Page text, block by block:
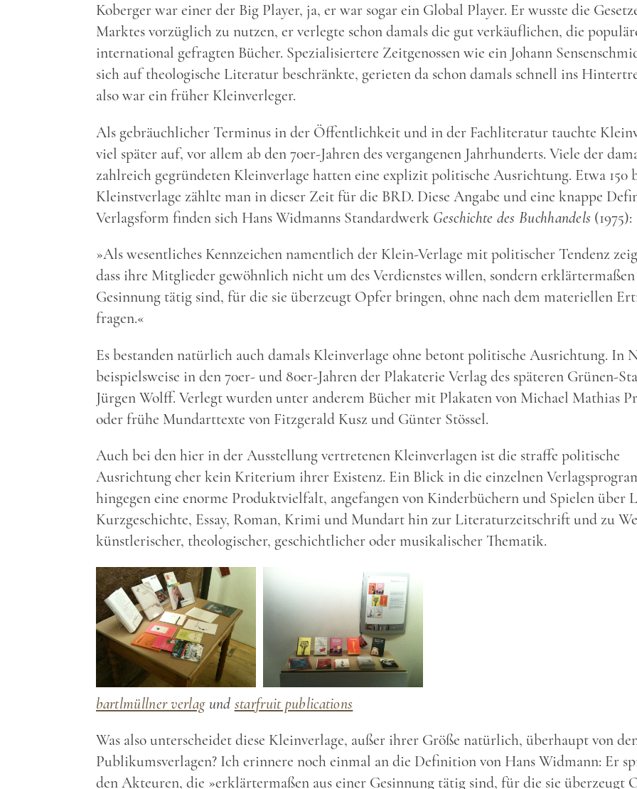
Koberger war einer der Big Player, ja, er war sogar ein Global Player. Er wusste die
Marktes vorzüglich zu nutzen, er verlegte schon damals die gut verkäuflichen, die
international gefragten Bücher. Spezialisiertere Zeitgenossen wie ein Johann
sich auf theologische Literatur beschränkte, gerieten da schon damals schnell ins
also war ein früher Kleinverleger.
Als gebräuchlicher Terminus in der Öffentlichkeit und in der Fachliteratur tauchte
viel später auf, vor allem ab den 70er-Jahren des vergangenen Jahrhunderts. Viele der
zahlreich gegründeten Kleinverlage hatten eine explizit politische Ausrichtung. Etwa 150
Kleinstverlage zählte man in dieser Zeit für die BRD. Diese Angabe und eine knappe
Verlagsform finden sich Hans Widmanns Standardwerk Geschichte des Buchhandels (1975):
»Als wesentliches Kennzeichen namentlich der Klein-Verlage mit politischer Tendenz
dass ihre Mitglieder gewöhnlich nicht um des Verdienstes willen, sondern erklärtermaßen
Gesinnung tätig sind, für die sie überzeugt Opfer bringen, ohne nach dem materiellen
fragen.«
Es bestanden natürlich auch damals Kleinverlage ohne betont politische Ausrichtung. In
beispielsweise in den 70er- und 80er-Jahren der Plakaterie Verlag des späteren Grünen-
Jürgen Wolff. Verlegt wurden unter anderem Bücher mit Plakaten von Michael Mathias
oder frühe Mundarttexte von Fitzgerald Kusz und Günter Stössel.
Auch bei den hier in der Ausstellung vertretenen Kleinverlagen ist die straffe politische
Ausrichtung eher kein Kriterium ihrer Existenz. Ein Blick in die einzelnen
hingegen eine enorme Produktvielfalt, angefangen von Kinderbüchern und Spielen über
Kurzgeschichte, Essay, Roman, Krimi und Mundart hin zur Literaturzeitschrift und zu
künstlerischer, theologischer, geschichtlicher oder musikalischer Thematik.
bartlmüllner verlagund starfruit publications
Was also unterscheidet diese Kleinverlage, außer ihrer Größe natürlich, überhaupt von
Publikumsverlagen? Ich erinnere noch einmal an die Definition von Hans Widmann: Er
den Akteuren, die »erklärtermaßen aus einer Gesinnung tätig sind, für die sie überzeugt